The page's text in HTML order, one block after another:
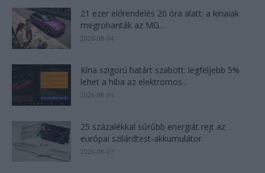
21 ezer előrendelés 20 óra alatt: a kínaiak
megrohanták az MG...
2026-08-04
Kína szigorú határt szabott: legfeljebb 5%
lehet a hiba az elektromos...
2026-08-05
25 százalékkal sűrűbb energiát rejt az
európai szilárdtest-akkumulátor
2026-08-07